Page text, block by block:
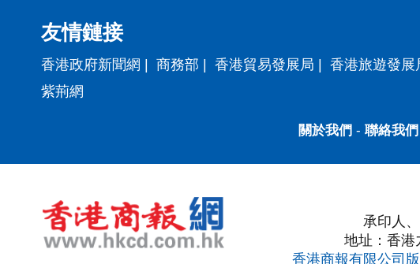
友情鏈接
香港政府新聞網 | 商務部 | 香港貿易發展局 | 香港旅遊發展
紫荊網
關於我們 - 聯絡我們
承印人
地址：香港
香港商報有限公司